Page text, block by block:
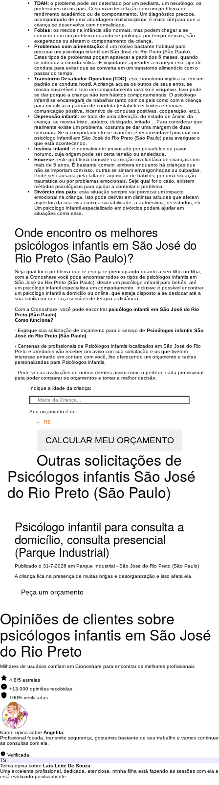
TDAH: o problema pode ser detectado por um pediatra, um neurólogo, os
professores ou os pais. Costumam ter relação com um problema de
rendimento acadêmico ou de comportamento. Um diagnóstico precoce,
acompanhado de uma abordagem multidisciplinar, é muito útil para que a
criança se desenvolva com normalidade.
Fobias: os medos na infância são normais, mas podem chegar a se
converter em um problema quando se prolonga por tempo demais, são
exagerados ou afetam o comportamento da criança.
Problemas com alimentação: é um motivo bastante habitual para
procurar um psicólogo infantil em São José do Rio Preto (São Paulo).
Estes tipos de problemas podem aparecer a partir dos 6 meses, quando
se introduz a comida sólida. É importante aprender a manejar este tipo de
conduta para evitar que se converta em um transtorno alimentício com o
passar do tempo.
Transtorno Desafiador Opositivo (TDO): este transtorno implica-se em um
padrão de conduta hostil. A criança acusa os outros de seus erros, se
mostra suscetível e tem um comportamento raivoso e vingativo. Isso pode
se dar porque a criança não tem hábitos comportamentais. O psicólogo
infantil se encarregará de trabalhar tanto com os pais como com a criança
para modificar o padrão de conduta (estabelecer limites e normas,
comunicação positiva, incentivo de condutas positivas, cooperação, etc.).
Depressão infantil: se trata de uma alteração do estado de ânimo da
criança; se mostra triste, apático, desligado, irritado… Para considerar que
realmente existe um problema, costuma se dar uma margem de duas
semanas. Se o comportamento se mantêm, é recomendável procurar um
psicólogo infantil em São José do Rio Preto (São Paulo) para averiguar o
que está acontecendo.
Insônia infantil: é normalmente provocado por pesadelos ou pavor
noturno, cuja origem pode ser certa tensão ou ansiedade.
Enurese: este problema consiste na micção involuntária de crianças com
mais de 5 anos. É bastante comum, embora enquanto há crianças que
não se importam com isso, outras se sintam envergonhadas ou culpadas.
Pode ser causada pela falta de aquisição de hábitos, por uma situação
traumática ou por problemas emocionais. Seja qual for o caso, existem
métodos psicológicos para ajudar a controlar o problema.
Divórcio dos pais: esta situação sempre vai provocar um impacto
emocional na criança. Isto pode derivar em distintas atitudes que afetam
aspectos da sua vida como a sociabilidade, a autoestima, os estudos, etc.
Um psicólogo infantil especializado em divórcios poderá ajudar em
situações como essa.
Onde encontro os melhores
psicólogos infantis em São José do
Rio Preto (São Paulo)?
Seja qual for o problema que te esteja te preocupando quanto a seu filho ou filha,
com a Cronoshare você pode encontrar todos os tipos de psicólogos infantis em
São José do Rio Preto (São Paulo): desde um psicólogo infantil para bebês, até
um psicólogo infantil especialista em comportamento. Inclusive é possível encontrar
um psicólogo infantil a domicílio ou online, que esteja disposto a se deslocar até a
sua família ou que faça sessões de terapia a distância.
Com a Cronoshare, você pode encontrarpsicólogo infantil em São José do Rio
Preto (São Paulo)
Como funciona?
- Explique sua solicitação de orçamento para o serviço de Psicólogos infantis São
José do Rio Preto (São Paulo)
- Centenas de profissionais de Psicólogos infantis localizados em São José do Rio
Preto e arredores vão receber um aviso con sua solicitação e os que tiverem
interesse entrarão em contato com você, lhe oferecendo um orçamento e tarifas
personalizadas para Psicólogos infantis.
- Pode ver as avaliações de outros clientes assim como o perfil de cada profissional
para poder comparar os orçamentos e tomar a melhor decisão.
Indique a idade da criança:
Seu orçamento é de:
– R$
Outras solicitações de
Psicólogos infantis São José
do Rio Preto (São Paulo)
Psicólogo infantil para consulta a
domicílio, consulta presencial
(Parque Industrial)
Publicado o 31-7-2026 em Parque Industrial - São José do Rio Preto (São Paulo)
A criança fica na presença de muitas brigas e desorganização e isso afeta ela
Peça um orçamento
Opiniões de clientes sobre
psicólogos infantis em São José
do Rio Preto
Milhares de usuários confiam em Cronoshare para encontrar os melhores profissionais
4.8/5 estrelas
+13.000 opiniões recebidas
100% verificadas
Karen opina sobre Angelita:
Profissional focada, transmite segurança, gostamos bastante de seu trabalho e vamos continuar
as consultas com ela.
Verificada
TS
Telma opina sobre Laís Leite De Souza:
Uma excelente profissional, dedicada, atenciosa, minha filha está fazendo as sessões com ela e
está evoluindo positivamente.